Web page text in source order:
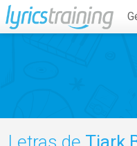
Letras de Tjark